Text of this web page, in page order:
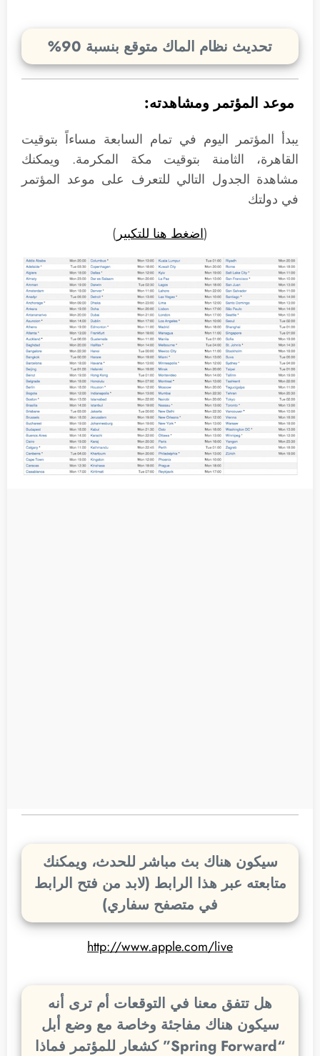
تحديث نظام الماك متوقع بنسبة 90%
موعد المؤتمر ومشاهدته:
يبدأ المؤتمر اليوم في تمام السابعة مساءاً بتوقيت
القاهرة، الثامنة بتوقيت مكة المكرمة. ويمكنك
مشاهدة الجدول التالي للتعرف على موعد المؤتمر
في دولتك
(اضغط هنا للتكبير)
سيكون هناك بث مباشر للحدث، ويمكنك
متابعته عبر هذا الرابط (لابد من فتح الرابط
في متصفح سفاري)
http://www.apple.com/live
هل تتفق معنا في التوقعات أم ترى أنه
سيكون هناك مفاجئة وخاصة مع وضع أبل
“Spring Forward” كشعار للمؤتمر فماذا